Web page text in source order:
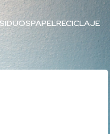
PAPELRECICLAJE
Show 18